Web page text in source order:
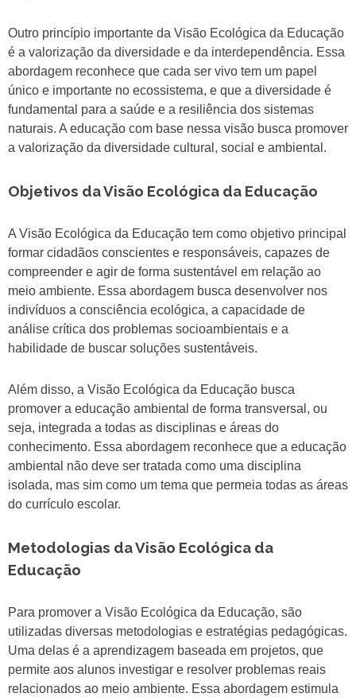
Outro princípio importante da Visão Ecológica da Educação
é a valorização da diversidade e da interdependência. Essa
abordagem reconhece que cada ser vivo tem um papel
único e importante no ecossistema, e que a diversidade é
fundamental para a saúde e a resiliência dos sistemas
naturais. A educação com base nessa visão busca promover
a valorização da diversidade cultural, social e ambiental.
Objetivos da Visão Ecológica da Educação
A Visão Ecológica da Educação tem como objetivo principal
formar cidadãos conscientes e responsáveis, capazes de
compreender e agir de forma sustentável em relação ao
meio ambiente. Essa abordagem busca desenvolver nos
indivíduos a consciência ecológica, a capacidade de
análise crítica dos problemas socioambientais e a
habilidade de buscar soluções sustentáveis.
Além disso, a Visão Ecológica da Educação busca
promover a educação ambiental de forma transversal, ou
seja, integrada a todas as disciplinas e áreas do
conhecimento. Essa abordagem reconhece que a educação
ambiental não deve ser tratada como uma disciplina
isolada, mas sim como um tema que permeia todas as áreas
do currículo escolar.
Metodologias da Visão Ecológica da
Educação
Para promover a Visão Ecológica da Educação, são
utilizadas diversas metodologias e estratégias pedagógicas.
Uma delas é a aprendizagem baseada em projetos, que
permite aos alunos investigar e resolver problemas reais
relacionados ao meio ambiente. Essa abordagem estimula